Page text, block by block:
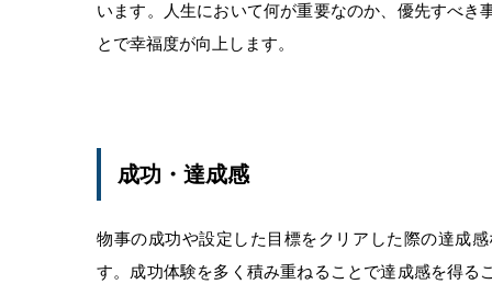
います。人生において何が重要なのか、優先すべ
とで幸福度が向上します。
成功・達成感
物事の成功や設定した目標をクリアした際の達成
す。成功体験を多く積み重ねることで達成感を得